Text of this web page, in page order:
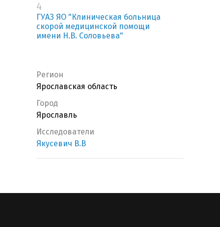
4
ГУАЗ ЯО "Клиническая больница
скорой медицинской помощи
имени Н.В. Соловьева"
Регион
Ярославская область
Город
Ярославль
Исследователи
Якусевич В.В